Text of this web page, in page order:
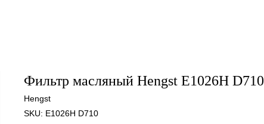
Фильтр масляный Hengst E1026H D710
Hengst
SKU: E1026H D710